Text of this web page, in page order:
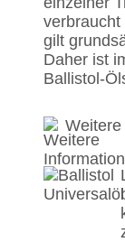
gilt
Daher ist
Ballistol-